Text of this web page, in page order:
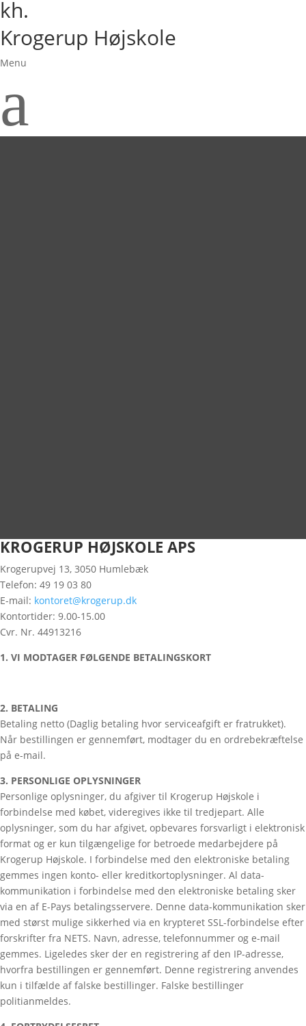
kh.
Krogerup Højskole
Menu
a
KROGERUP HØJSKOLE APS
Krogerupvej 13, 3050 Humlebæk
Telefon: 49 19 03 80
E-mail: kontoret@krogerup.dk
Kontortider: 9.00-15.00
Cvr. Nr. 44913216
1. VI MODTAGER FØLGENDE BETALINGSKORT
2. BETALING
Betaling netto (Daglig betaling hvor serviceafgift er fratrukket).
Når bestillingen er gennemført, modtager du en ordrebekræftelse
på e-mail.
3. PERSONLIGE OPLYSNINGER
Personlige oplysninger, du afgiver til Krogerup Højskole i
forbindelse med købet, videregives ikke til tredjepart. Alle
oplysninger, som du har afgivet, opbevares forsvarligt i elektronisk
format og er kun tilgængelige for betroede medarbejdere på
Krogerup Højskole. I forbindelse med den elektroniske betaling
gemmes ingen konto- eller kreditkortoplysninger. Al data-
kommunikation i forbindelse med den elektroniske betaling sker
via en af E-Pays betalingsservere. Denne data-kommunikation sker
med størst mulige sikkerhed via en krypteret SSL-forbindelse efter
forskrifter fra NETS. Navn, adresse, telefonnummer og e-mail
gemmes. Ligeledes sker der en registrering af den IP-adresse,
hvorfra bestillingen er gennemført. Denne registrering anvendes
kun i tilfælde af falske bestillinger. Falske bestillinger
politianmeldes.